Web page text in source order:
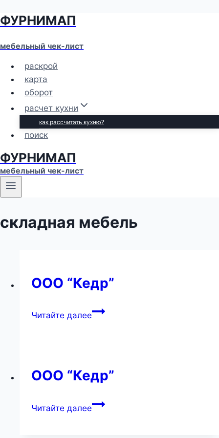
Перейти
содержимому
ФУРНИМАП
мебельный чек-лист
раскрой
карта
оборот
расчет кухни
как рассчитать кухню?
поиск
ФУРНИМАП
мебельный чек-лист
складная мебель
ООО “Кедр”
Читайте далееООО
ООО “Кедр”
Читайте далееООО